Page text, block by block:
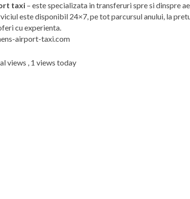
taxi– este specializata in transferuri spre si dinspre
este disponibil 24×7, pe tot parcursul anului, la
cu experienta.
airport-taxi.com
views , 1 views today